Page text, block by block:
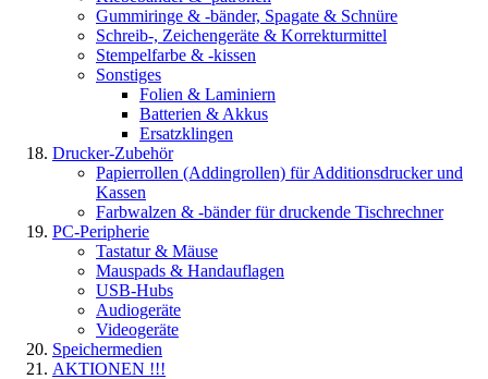
Gummiringe & -bänder, Spagate & Schnüre
Schreib-, Zeichengeräte & Korrekturmittel
Stempelfarbe & -kissen
Sonstiges
Folien & Laminiern
Batterien & Akkus
Ersatzklingen
Drucker-Zubehör
Papierrollen (Addingrollen) für Additionsdrucker und
Kassen
Farbwalzen & -bänder für druckende Tischrechner
PC-Peripherie
Tastatur & Mäuse
Mauspads & Handauflagen
USB-Hubs
Audiogeräte
Videogeräte
Speichermedien
AKTIONEN !!!